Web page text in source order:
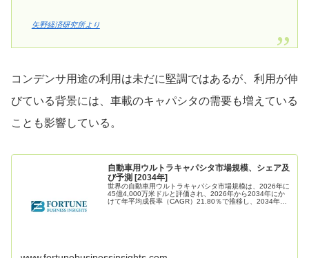
矢野経済研究所より
コンデンサ用途の利用は未だに堅調ではあるが、利用が伸
びている背景には、車載のキャパシタの需要も増えている
ことも影響している。
自動車用ウルトラキャパシタ市場規模、シェア及
び予測 [2034年]
世界の自動車用ウルトラキャパシタ市場規模は、2026年に
45億4,000万米ドルと評価され、2026年から2034年にか
けて年平均成長率（CAGR）21.80％で推移し、2034年ま